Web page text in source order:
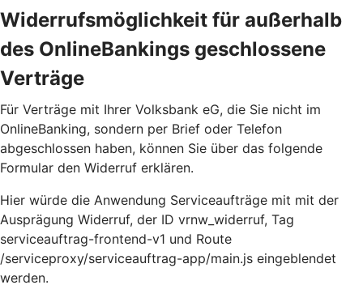
Widerrufsmöglichkeit für außerhalb
des OnlineBankings geschlossene
Verträge
Für Verträge mit Ihrer Volksbank eG, die Sie nicht im
OnlineBanking, sondern per Brief oder Telefon
abgeschlossen haben, können Sie über das folgende
Formular den Widerruf erklären.
Hier würde die Anwendung Serviceaufträge mit mit der
Ausprägung Widerruf, der ID vrnw_widerruf, Tag
serviceauftrag-frontend-v1 und Route
/serviceproxy/serviceauftrag-app/main.js eingeblendet
werden.